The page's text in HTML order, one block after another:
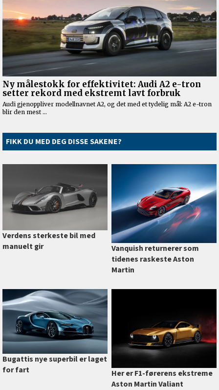
FIKK DU MED DEG DISSE SAKENE?
Verdens sterkeste bil med
manuelt gir
Vanquish returnerer som
tidenes raskeste Aston
Martin
Bugattis nye superbil er laget
for fart
Her er F1-førerens ekstreme
Aston Martin Valiant